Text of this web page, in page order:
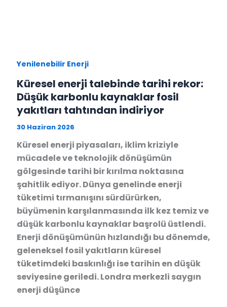
Yenilenebilir Enerji
Küresel enerji talebinde tarihi rekor:
Düşük karbonlu kaynaklar fosil
yakıtları tahtından indiriyor
30 Haziran 2026
Küresel enerji piyasaları, iklim kriziyle
mücadele ve teknolojik dönüşümün
gölgesinde tarihi bir kırılma noktasına
şahitlik ediyor. Dünya genelinde enerji
tüketimi tırmanışını sürdürürken,
büyümenin karşılanmasında ilk kez temiz ve
düşük karbonlu kaynaklar başrolü üstlendi.
Enerji dönüşümünün hızlandığı bu dönemde,
geleneksel fosil yakıtların küresel
tüketimdeki baskınlığı ise tarihin en düşük
seviyesine geriledi. Londra merkezli saygın
enerji düşünce